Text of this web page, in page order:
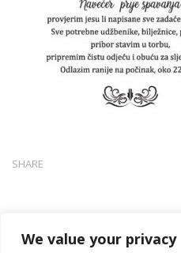
We value your privacy
SHARE